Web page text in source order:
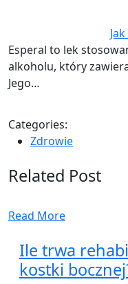
Esperal to lek
alkoholu, który
Jego…
Categories:
Zdrowie
Related Post
Read More
Ile trwa
kostki